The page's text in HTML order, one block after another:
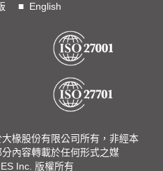
■ English
椽股份有限公司所有，非經本
內容轉載於任何形式之媒
Inc. 版權所有